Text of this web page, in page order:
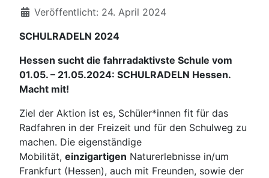
Veröffentlicht: 24. April 2024
SCHULRADELN 2024
Hessen sucht die fahrradaktivste Schule vom
01.05. – 21.05.2024: SCHULRADELN Hessen.
Macht mit!
Ziel der Aktion ist es, Schüler*innen fit für das
Radfahren in der Freizeit und für den Schulweg zu
machen. Die eigenständige
Mobilität, einzigartigen Naturerlebnisse in/um
Frankfurt (Hessen), auch mit Freunden, sowie der